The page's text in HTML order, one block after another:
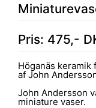
Pris: 475,-
Höganäs
af John
John Andersson
miniature vaser.